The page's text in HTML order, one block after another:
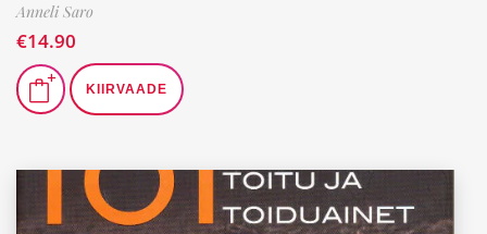
Anneli Saro
€14.90
KIIRVAADE